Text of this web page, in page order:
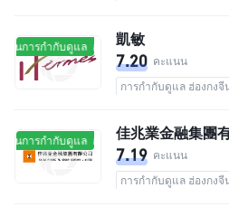
ในการกำกับดูแล อยู่ในการกำกับดูแล
凱敏
7.20 คะแนน
การกำกับดูแล ฮ่องกงจี
ในการกำกับดูแล อยู่ในการกำกับดูแล
佳兆業金融集團
7.19 คะแนน
การกำกับดูแล ฮ่องกงจี